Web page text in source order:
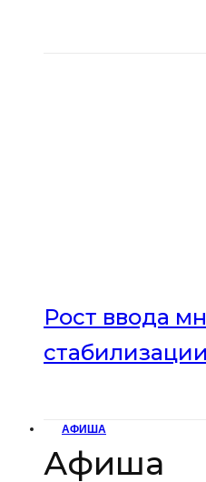
Рост ввода
АФИША
Афиша